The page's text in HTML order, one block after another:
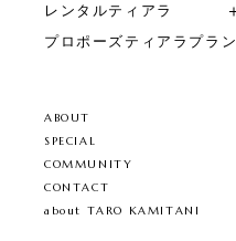
レンタルティアラ
プロポーズティアラプラン
ABOUT
SPECIAL
COMMUNITY
CONTACT
about TARO KAMITANI